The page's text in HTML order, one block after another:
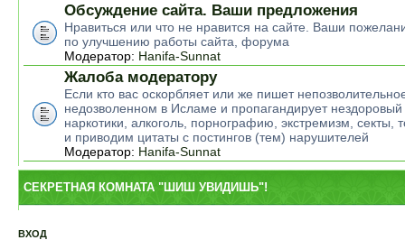
Обсуждение сайта. Ваши предложения
Нравиться или что не нравится на сайте. Ваши
по улучшению работы сайта, форума
Модератор: Hanifa-Sunnat
Жалоба модератору
Если кто вас оскорбляет или же пишет
недозволенном в Исламе и пропагандирует
наркотики, алкоголь, порнографию, экстремизм, секты,
и приводим цитаты с постингов (тем) нарушителей
Модератор: Hanifa-Sunnat
СЕКРЕТНАЯ КОМНАТА "ШИШ УВИДИШЬ"!
ВХОД